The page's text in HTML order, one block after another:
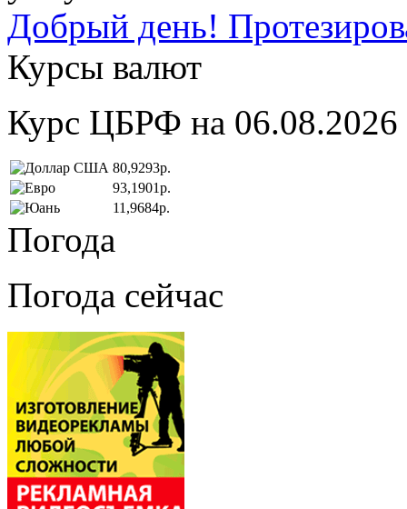
Добрый день!
Курсы валют
Курс ЦБРФ на 06.08.2026
80,9293р.
93,1901р.
11,9684р.
Погода
Погода сейчас